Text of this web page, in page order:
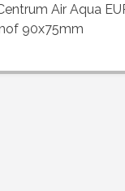
Air Aqua
90x75mm